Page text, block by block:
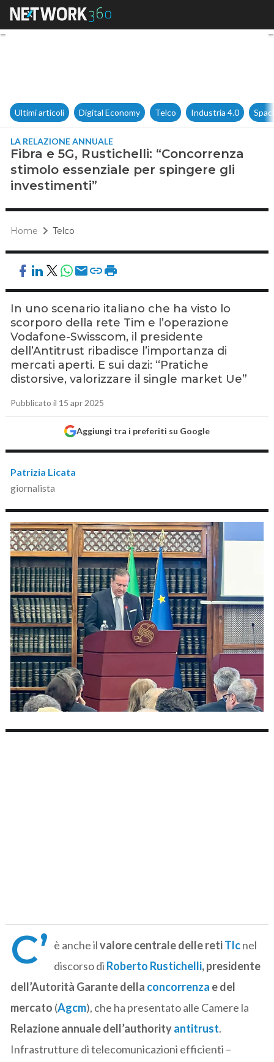
Fibra e 5G, Rustichelli:
Ultimi articoli Digital Economy Telco Industria 4.0
LA RELAZIONE ANNUALE
Fibra e 5G, Rustichelli: “Concorrenza
stimolo essenziale per spingere gli
investimenti”
Home Telco
In uno scenario italiano che ha visto lo
scorporo della rete Tim e l’operazione
Vodafone-Swisscom, il presidente
dell’Antitrust ribadisce l’importanza di
mercati aperti. E sui dazi: “Pratiche
distorsive, valorizzare il single market Ue”
Pubblicato il 15 apr 2025
Aggiungi tra i preferiti su Google
Patrizia Licata
giornalista
C’ è anche ilvalore centrale delle retiTlcnel
discorso di Roberto Rustichelli, presidente
dell’Autorità Garante della concorrenza e del
mercato (Agcm), che ha presentato alle Camere la
Relazione annuale dell’authorityantitrust.
Infrastrutture di telecomunicazioni efficienti –